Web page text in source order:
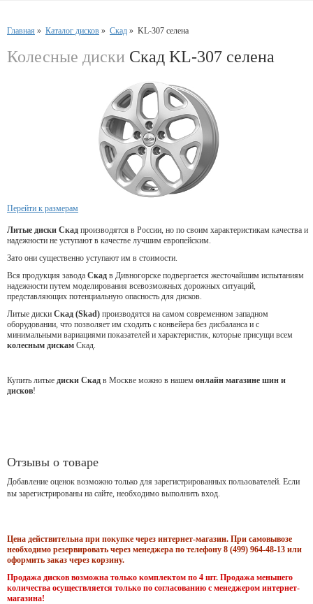
Главная » Каталог дисков » Скад » KL-307 селена
Колесные диски Скад KL-307 селена
Перейти к размерам
Литые диски Скад производятся в России, но по своим характеристикам качества и
надежности не уступают в качестве лучшим европейским.
Зато они существенно уступают им в стоимости.
Вся продукция завода Скад в Дивногорске подвергается жесточайшим испытаниям
надежности путем моделирования всевозможных дорожных ситуаций,
представляющих потенциальную опасность для дисков.
Литые диски Скад (Skad) производятся на самом современном западном
оборудовании, что позволяет им сходить с конвейера без дисбаланса и с
минимальными вариациями показателей и характеристик, которые присущи всем
колесным дискам Скад.
Купить литые диски Скад в Москве можно в нашем онлайн магазине шин и
дисков!
Отзывы о товаре
Добавление оценок возможно только для зарегистрированных пользователей. Если
вы зарегистрированы на сайте, необходимо выполнить вход.
Цена действительна при покупке через интернет-магазин. При самовывозе
необходимо резервировать через менеджера по телефону 8 (499) 964-48-13 или
оформить заказ через корзину.
Продажа дисков возможна только комплектом по 4 шт. Продажа меньшего
количества осуществляется только по согласованию с менеджером интернет-
магазина!